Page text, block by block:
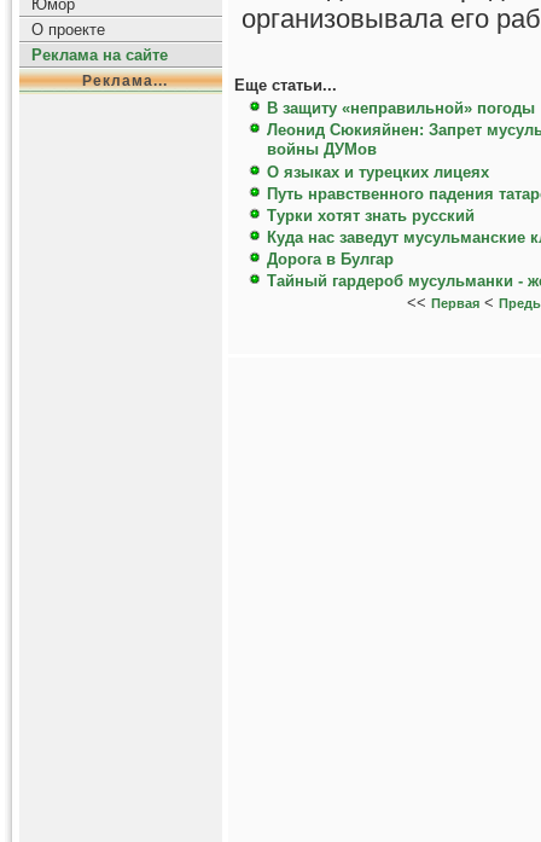
Юмор
О проекте
Реклама на сайте
Реклама...
организовывала его
Еще статьи...
В защиту «неправильной» погоды
Леонид Сюкияйнен: Запрет
войны ДУМов
О языках и турецких лицеях
Путь нравственного падения
Турки хотят знать русский
Куда нас заведут мусульманские
Дорога в Булгар
Тайный гардероб мусульманки -
<<Первая <